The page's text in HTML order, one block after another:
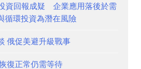
資回報成疑 企業應用落後於需
環投資為潛在風險
俄促美避升級戰事
復正常仍需等待